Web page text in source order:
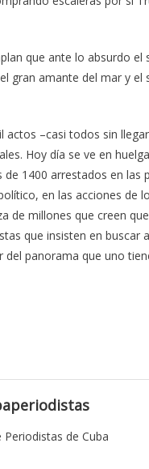
que ante lo absurdo
gran amante del mar y
–casi todos sin
Hoy día se ve en
1400 arrestados en
en las acciones de
de millones que creen
que insisten en buscar
panorama que uno
de Cuba